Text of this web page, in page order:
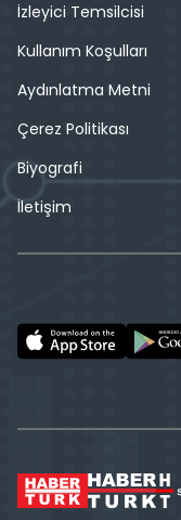
İzleyici Temsilcisi
Kullanım Koşulları
Aydınlatma Metni
Çerez Politikası
Biyografi
İletişim